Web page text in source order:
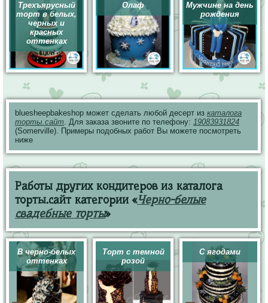
Трехъярусный
торт в белых,
черных и
красных
оттенках
Олаф
Мужчине на день
рождения
bluesheepbakeshop может сделать любой десерт из каталога
торты.сайт. Для заказа звоните по телефону: 19083931824
(Somerville). Примеры подобных работ Вы можете посмотреть
ниже
Работы других кондитеров из каталога
торты.сайт категории «Черно-белые
свадебные торты»
В черно-белых
оттенках
Торт с темной
розой
С ягодами